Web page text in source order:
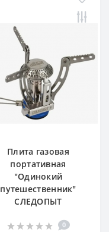
Плита газовая
портативная
"Одинокий
путешественник"
СЛЕДОПЫТ
0